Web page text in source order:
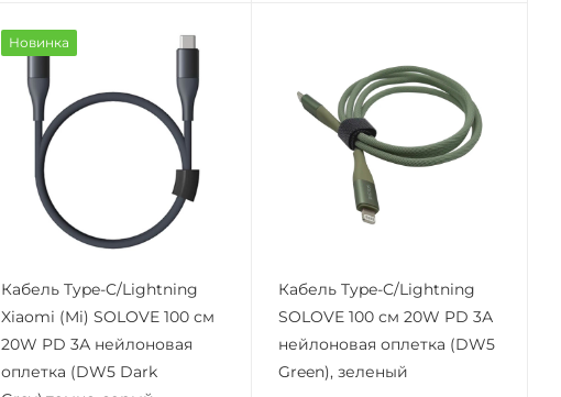
Новинка
Кабель Type-C/Lightning
Xiaomi (Mi) SOLOVE 100 см
20W PD 3А нейлоновая
оплетка (DW5 Dark
Кабель Type-C/Lightning
SOLOVE 100 см 20W PD 3А
нейлоновая оплетка (DW5
Green), зеленый